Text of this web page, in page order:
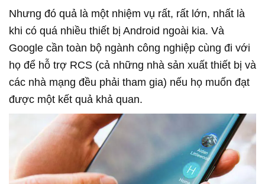
Nhưng đó quả là một nhiệm vụ rất, rất lớn, nhất là
khi có quá nhiều thiết bị Android ngoài kia. Và
Google cần toàn bộ ngành công nghiệp cùng đi với
họ để hỗ trợ RCS (cả những nhà sản xuất thiết bị và
các nhà mạng đều phải tham gia) nếu họ muốn đạt
được một kết quả khả quan.